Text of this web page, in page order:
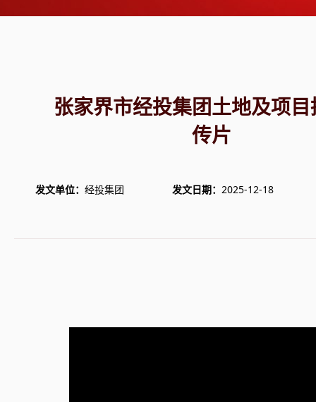
张家界市经投集团土地及项目
传片
发文单位： 经投集团 发文日期： 2025-12-18